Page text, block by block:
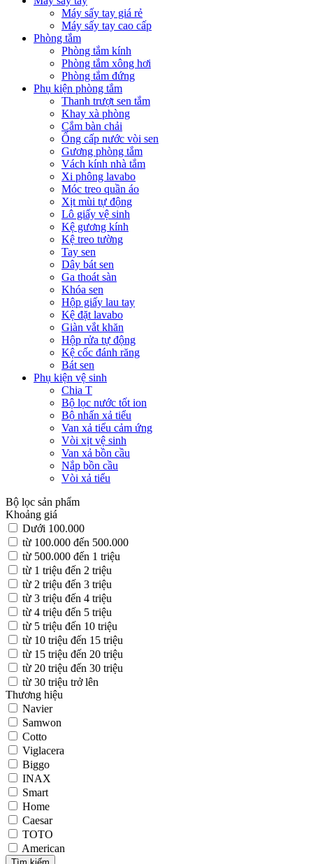
Máy sấy tay giá rẻ
Máy sấy tay cao cấp
Phòng tắm
Phòng tắm kính
Phòng tắm xông hơi
Phòng tắm đứng
Phụ kiện phòng tắm
Thanh trượt sen tắm
Khay xà phòng
Cắm bàn chải
Ống cấp nước vòi sen
Gương phòng tắm
Vách kính nhà tắm
Xi phông lavabo
Móc treo quần áo
Xịt mùi tự động
Lô giấy vệ sinh
Kệ gương kính
Kệ treo tường
Tay sen
Dây bát sen
Ga thoát sàn
Khóa sen
Hộp giấy lau tay
Kệ đặt lavabo
Giàn vắt khăn
Hộp rửa tự động
Kệ cốc đánh răng
Bát sen
Phụ kiện vệ sinh
Chia T
Bộ lọc nước tốt ion
Bộ nhấn xả tiểu
Van xả tiểu cảm ứng
Vòi xịt vệ sinh
Van xả bồn cầu
Nắp bồn cầu
Vòi xả tiểu
Bộ lọc sản phẩm
Khoảng giá
Dưới 100.000
từ 100.000 đến 500.000
từ 500.000 đến 1 triệu
từ 1 triệu đến 2 triệu
từ 2 triệu đến 3 triệu
từ 3 triệu đến 4 triệu
từ 4 triệu đến 5 triệu
từ 5 triệu đến 10 triệu
từ 10 triệu đến 15 triệu
từ 15 triệu đến 20 triệu
từ 20 triệu đến 30 triệu
từ 30 triệu trở lên
Thương hiệu
Navier
Samwon
Cotto
Viglacera
Biggo
INAX
Smart
Home
Caesar
TOTO
American